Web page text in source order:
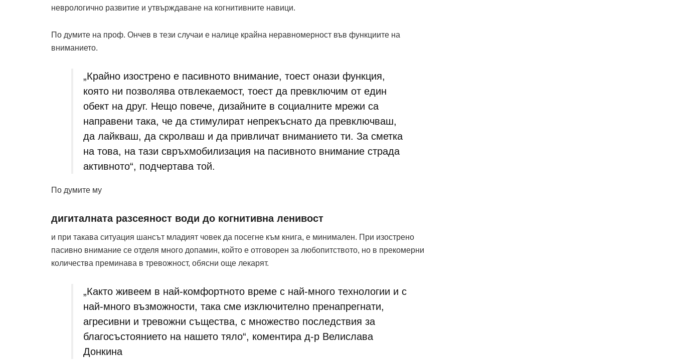
неврологично развитие и утвърждаване на когнитивните навици.
По думите на проф. Ончев в тези случаи е налице крайна неравномерност във функциите на
вниманието.
„Крайно изострено е пасивното внимание, тоест онази функция,
която ни позволява отвлекаемост, тоест да превключим от един
обект на друг. Нещо повече, дизайните в социалните мрежи са
направени така, че да стимулират непрекъснато да превключваш,
да лайкваш, да скролваш и да привличат вниманието ти. За сметка
на това, на тази свръхмобилизация на пасивното внимание страда
активното“, подчертава той.
По думите му
дигиталната разсеяност води до когнитивна ленивост
и при такава ситуация шансът младият човек да посегне към книга, е минимален. При изострено
пасивно внимание се отделя много допамин, който е отговорен за любопитството, но в прекомерни
количества преминава в тревожност, обясни още лекарят.
„Както живеем в най-комфортното време с най-много технологии и с
най-много възможности, така сме изключително пренапрегнати,
агресивни и тревожни същества, с множество последствия за
благосъстоянието на нашето тяло“, коментира д-р Велислава
Донкина